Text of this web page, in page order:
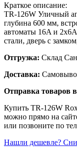
Краткое описание:
TR-126W Уличный
глубина 600 мм,
автоматы 16A и
стали, дверь с
Отгрузка: Склад
Доставка:
Отправка товаров
Купить TR-126W
можно прямо на
или позвоните по
Нашли дешевле?